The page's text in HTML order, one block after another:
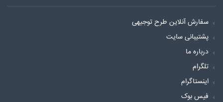
سفارش آنلاین طرح توجیهی
پشتیبانی سایت
درباره ما
تلگرام
اینستاگرام
فیس بوک